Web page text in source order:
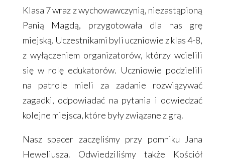
Klasa 7 wraz z wychowawczynią, niezastąpioną
Panią Magdą, przygotowała dla nas grę
miejską. Uczestnikami byli uczniowie z klas 4-8,
z wyłączeniem organizatorów, którzy wcielili
się w rolę edukatorów. Uczniowie podzielili
na patrole mieli za zadanie rozwiązywać
zagadki, odpowiadać na pytania i odwiedzać
kolejne miejsca, które były związane z grą.
Nasz spacer zaczęliśmy przy pomniku Jana
Heweliusza. Odwiedziliśmy także Kościół